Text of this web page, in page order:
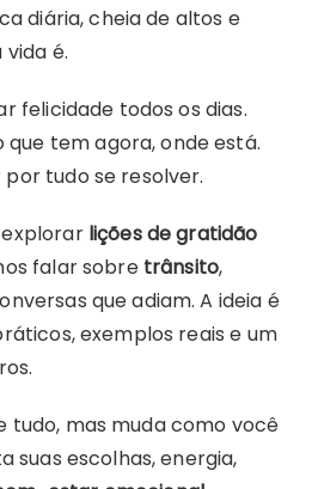
diária, cheia de altos e
vida é.
felicidade todos os dias.
tem agora, onde está.
tudo se resolver.
lições de gratidão
falar sobre trânsito,
que adiam. A ideia é
exemplos reais e um
tudo, mas muda como você
suas escolhas, energia,